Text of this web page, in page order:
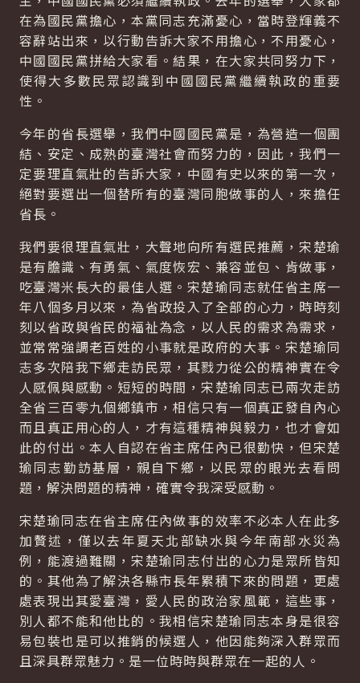
在為國民黨擔心，本黨同志充滿憂心，當時登輝義不
容辭站出來，以行動告訴大家不用擔心，不用憂心，
中國國民黨拼給大家看。結果，在大家共同努力下，
使得大多數民眾認識到中國國民黨繼續執政的重要
性。
今年的省長選舉，我們中國國民黨是，為營造一個團
結、安定、成熟的臺灣社會而努力的，因此，我們一
定要理直氣壯的告訴大家，中國有史以來的第一次，
絕對要選出一個替所有的臺灣同胞做事的人，來擔任
省長。
我們要很理直氣壯，大聲地向所有選民推薦，宋楚瑜
是有膽識、有勇氣、氣度恢宏、兼容並包、肯做事，
吃臺灣米長大的最佳人選。宋楚瑜同志就任省主席一
年八個多月以來，為省政投入了全部的心力，時時刻
刻以省政與省民的福祉為念，以人民的需求為需求，
並常常強調老百姓的小事就是政府的大事。宋楚瑜同
志多次陪我下鄉走訪民眾，其戮力從公的精神實在令
人感佩與感動。短短的時間，宋楚瑜同志已兩次走訪
全省三百零九個鄉鎮市，相信只有一個真正發自內心
而且真正用心的人，才有這種精神與毅力，也才會如
此的付出。本人自認在省主席任內已很勤快，但宋楚
瑜同志勤訪基層，親自下鄉，以民眾的眼光去看問
題，解決問題的精神，確實令我深受感動。
宋楚瑜同志在省主席任內做事的效率不必本人在此多
加贅述，僅以去年夏天北部缺水與今年南部水災為
例，能渡過難關，宋楚瑜同志付出的心力是眾所皆知
的。其他為了解決各縣市長年累積下來的問題，更處
處表現出其愛臺灣，愛人民的政治家風範，這些事，
別人都不能和他比的。我相信宋楚瑜同志本身是很容
易包裝也是可以推銷的候選人，他因能夠深入群眾而
且深具群眾魅力。是一位時時與群眾在一起的人。